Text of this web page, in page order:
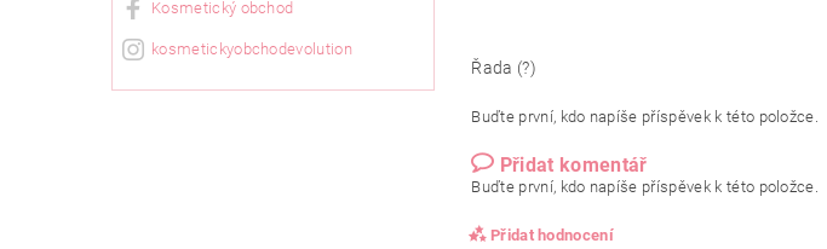
Kosmetický obchod
kosmetickyobchodevolution
Řada (?)
Buďte první, kdo napíše příspěvek k této položce.
Přidat komentář
Buďte první, kdo napíše příspěvek k této položce.
Přidat hodnocení